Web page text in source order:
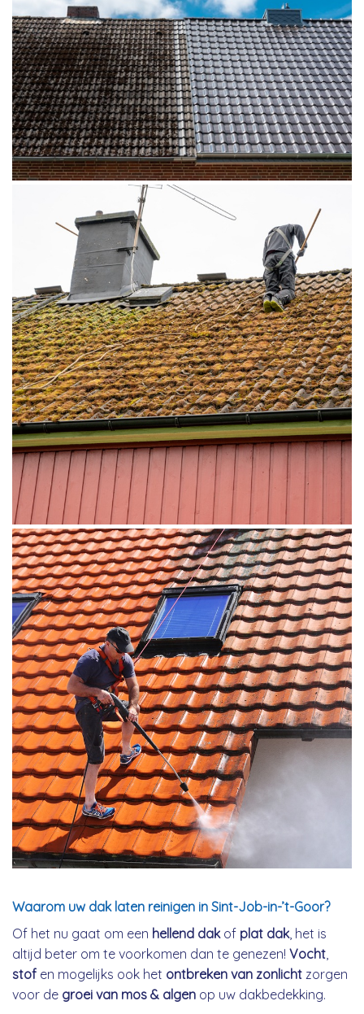
Waarom uw dak laten reinigen in Sint-Job-in-’t-Goor?
Of het nu gaat om een hellend dakof plat dak, het is
altijd beter om te voorkomen dan te genezen! Vocht
stof en mogelijks ook het ontbreken van zonlicht zorgen
voor de groei van mos & algen op uw dakbedekking.